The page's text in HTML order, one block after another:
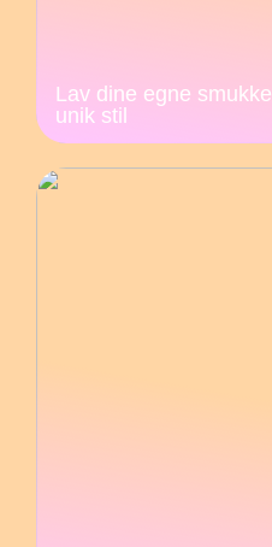
Lav dine egne
unik stil